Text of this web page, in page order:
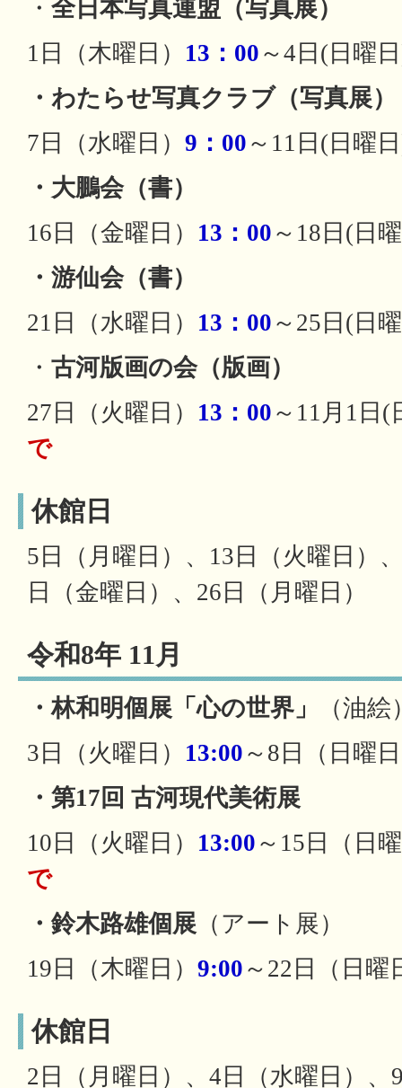
・ 全日本写真連盟（写真展）
1日（木曜日） 13：00 ～4日(日曜
・わたらせ写真クラブ（写真展）
7日（水曜日） 9：00 ～11日(日曜
・大鵬会（書）
16日（金曜日） 13：00 ～18日(日
・游仙会（書）
21日（水曜日） 13：00 ～25日(日
・ 古河版画の会（版画）
27日（火曜日） 13：00 ～11月1日(
で
休館日
5日（月曜日）、13日（火曜日）
日（金曜日）、26日（月曜日）
令和8年 11月
・林和明個展「心の世界」
（油絵
3日（火曜日） 13:00 ～8日（日曜
・第17回 古河現代美術展
10日（火曜日） 13:00 ～15日（日
で
・鈴木路雄個展 （アート展）
19日（木曜日） 9:00 ～22日（日曜
休館日
2日（月曜日）、4日（水曜日）、